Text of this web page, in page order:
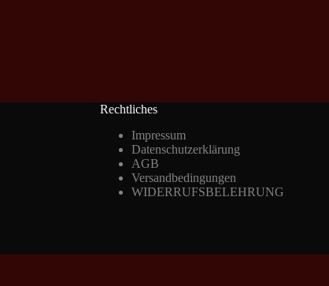
Rechtliches
Impressum
Datenschutzerklärung
AGB
Versandbedingungen
WIDERRUFSBELEHRUNG